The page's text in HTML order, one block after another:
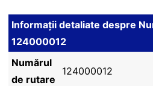
Informații detaliate despre
124000012
Numărul
de rutare
124000012